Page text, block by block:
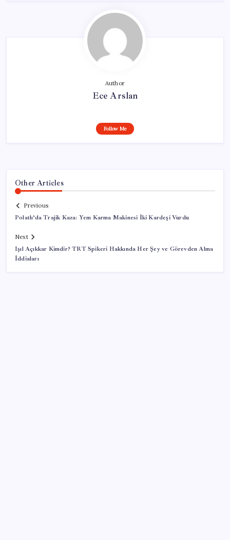
Author
Ece Arslan
Follow Me
Other Articles
Previous
Polatlı’da Trajik Kaza: Yem Karma Makinesi İki Kardeşi Vurdu
Next
Işıl Açıkkar Kimdir? TRT Spikeri Hakkında Her Şey ve Görevden Alma
İddiaları